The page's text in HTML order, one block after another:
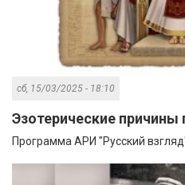
сб, 15/03/2025 - 18:10
Эзотерические причины
Программа АРИ "Русский